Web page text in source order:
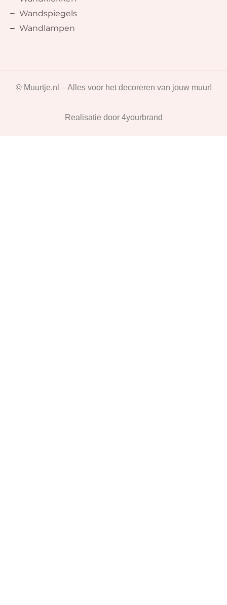
Wandspiegels
Wandlampen
© Muurtje.nl – Alles voor het decoreren van jouw muur!
Realisatie door 4yourbrand